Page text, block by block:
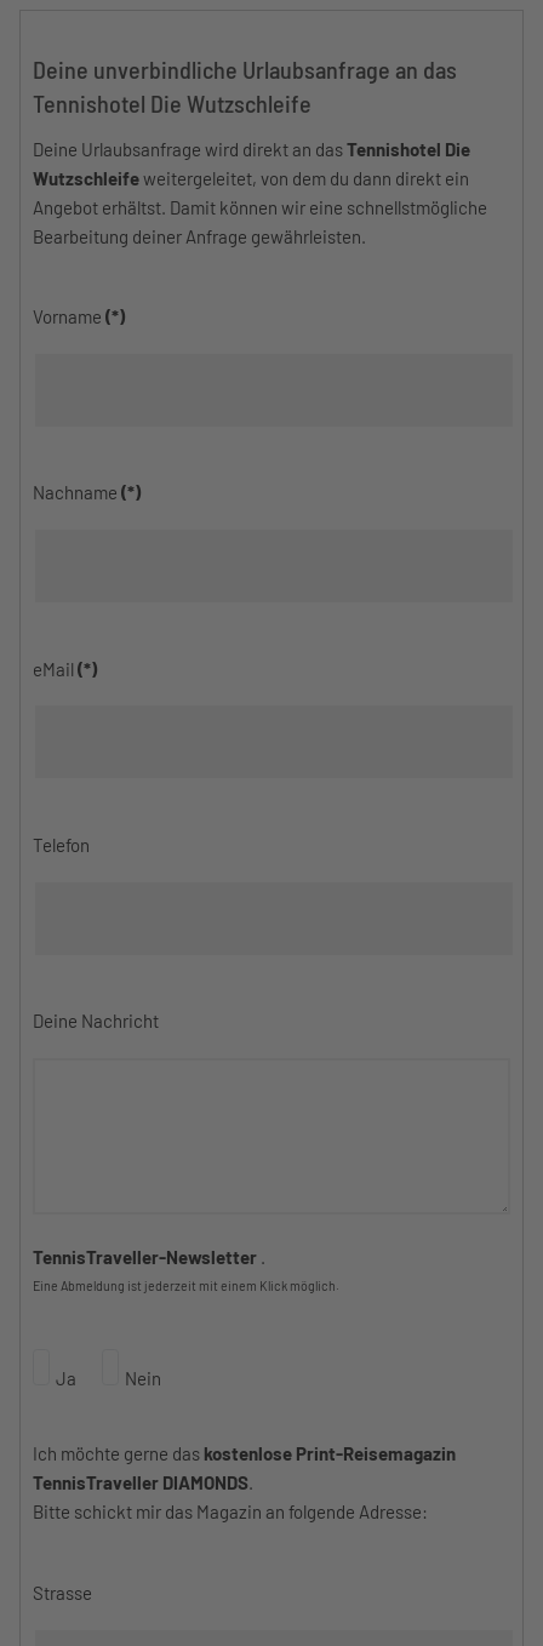
Deine unverbindliche Urlaubsanfrage an das
Tennishotel Die Wutzschleife
Deine Urlaubsanfrage wird direkt an dasTennishotel Die
Wutzschleifeweitergeleitet, von dem du dann direkt ein
Angebot erhältst. Damit können wir eine schnellstmögliche
Bearbeitung deiner Anfrage gewährleisten.
Vorname (*)
Nachname (*)
eMail (*)
Telefon
Deine Nachricht
TennisTraveller-Newsletter .
Eine Abmeldung ist jederzeit mit einem Klick möglich.
Ja Nein
Ich möchte gerne das kostenlose Print-Reisemagazin
TennisTraveller DIAMONDS.
Bitte schickt mir das Magazin an folgende Adresse:
Strasse